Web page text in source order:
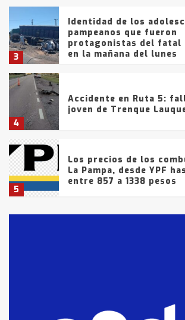
3
Identidad de los
pampeanos que fueron
protagonistas del fatal
en la mañana del lunes
4
Accidente en Ruta 5:
joven de Trenque
5
Los precios de los
La Pampa, desde YPF
entre 857 a 1338 pesos
fueron detenidos por
comercialización de